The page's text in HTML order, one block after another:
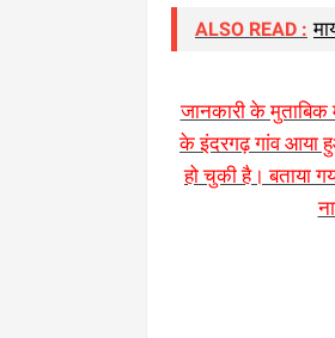
ALSO READ :
जानकारी के मुताबिक
के इंदरगढ़ गांव आया
हो चुकी है। बताया